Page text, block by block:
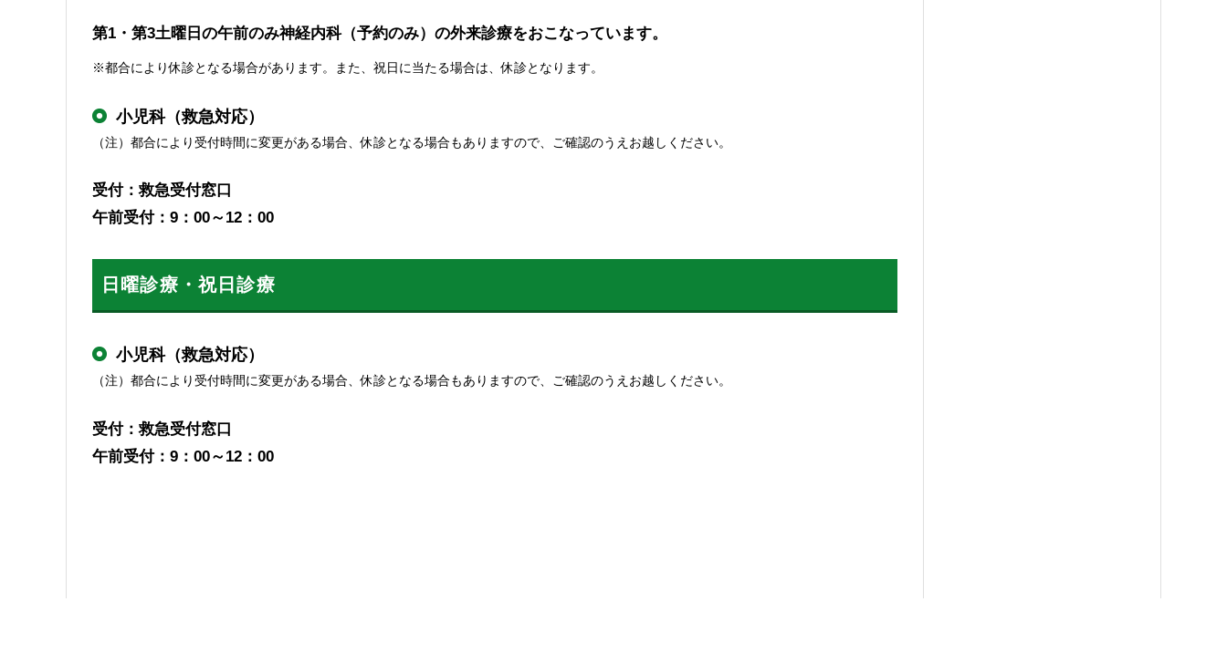
第1・第3土曜日の午前のみ神経内科（予約のみ）の外来診療をおこなっています。
※都合により休診となる場合があります。また、祝日に当たる場合は、休診となります。
小児科（救急対応）
（注）都合により受付時間に変更がある場合、休診となる場合もありますので、ご確認のうえお越しください。
受付：救急受付窓口
午前受付：9：00～12：00
日曜診療・祝日診療
小児科（救急対応）
（注）都合により受付時間に変更がある場合、休診となる場合もありますので、ご確認のうえお越しください。
受付：救急受付窓口
午前受付：9：00～12：00